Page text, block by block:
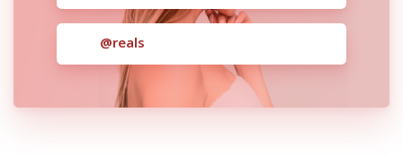
@reals